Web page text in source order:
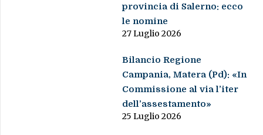
provincia di Salerno: ecco
le nomine
27 Luglio 2026
Bilancio Regione
Campania, Matera (Pd): «In
Commissione al via l’iter
dell’assestamento»
25 Luglio 2026